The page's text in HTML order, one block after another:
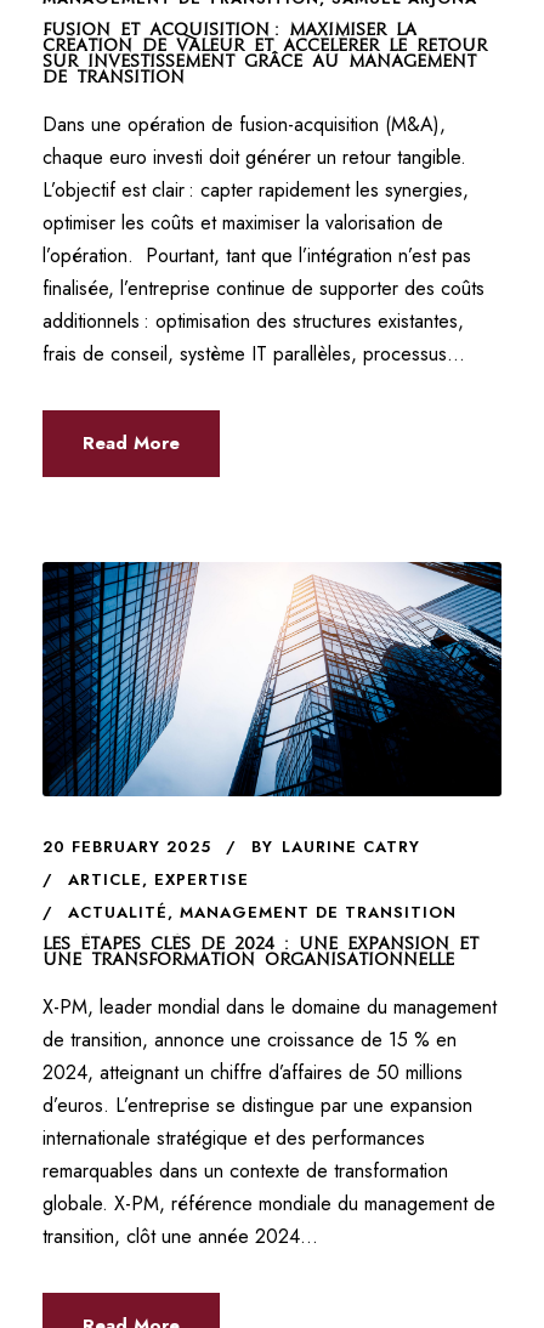
Fusion et acquisition : maximiser la
création de valeur et accélérer le retour
sur investissement grâce au management
de transition
Dans une opération de fusion-acquisition (M&A),
chaque euro investi doit générer un retour tangible.
L’objectif est clair : capter rapidement les synergies,
optimiser les coûts et maximiser la valorisation de
l’opération. Pourtant, tant que l’intégration n’est pas
finalisée, l’entreprise continue de supporter des coûts
additionnels : optimisation des structures existantes,
frais de conseil, système IT parallèles, processus...
Read More
20 FEBRUARY 2025 BY LAURINE CATRY
ARTICLE, EXPERTISE
ACTUALITÉ, MANAGEMENT DE TRANSITION
Les étapes clés de 2024 : Une expansion et
une transformation organisationnelle
X-PM, leader mondial dans le domaine du management
de transition, annonce une croissance de 15 % en
2024, atteignant un chiffre d’affaires de 50 millions
d’euros. L’entreprise se distingue par une expansion
internationale stratégique et des performances
remarquables dans un contexte de transformation
globale. X-PM, référence mondiale du management de
transition, clôt une année 2024...